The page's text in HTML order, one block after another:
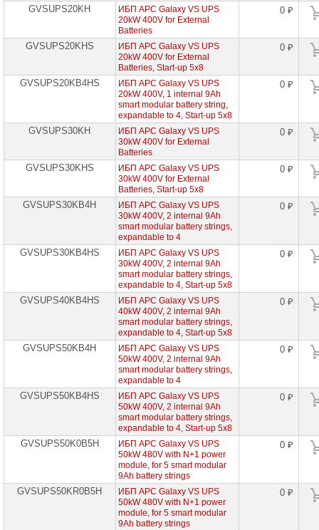
СХД
хранения
данных
компьютеров
питания
Systeme
Electric
ИБП
IPPON
Eaton
Power
Conversion)
Back-
UPS
Smart-
UPS
GVSUPS20KH
ИБП APC Galaxy VS UPS
20kW 400V for External
Batteries
0 ₽
GVSUPS20KHS
ИБП APC Galaxy VS UPS
20kW 400V for External
Batteries, Start-up 5x8
0 ₽
GVSUPS20KB4HS
ИБП APC Galaxy VS UPS
20kW 400V, 1 internal 9Ah
smart modular battery string,
expandable to 4, Start-up 5x8
0 ₽
GVSUPS30KH
ИБП APC Galaxy VS UPS
30kW 400V for External
Batteries
0 ₽
GVSUPS30KHS
ИБП APC Galaxy VS UPS
30kW 400V for External
Batteries, Start-up 5x8
0 ₽
GVSUPS30KB4H
ИБП APC Galaxy VS UPS
30kW 400V, 2 internal 9Ah
smart modular battery strings,
expandable to 4
0 ₽
GVSUPS30KB4HS
ИБП APC Galaxy VS UPS
30kW 400V, 2 internal 9Ah
smart modular battery strings,
expandable to 4, Start-up 5x8
0 ₽
GVSUPS40KB4HS
ИБП APC Galaxy VS UPS
40kW 400V, 2 internal 9Ah
smart modular battery strings,
expandable to 4, Start-up 5x8
0 ₽
GVSUPS50KB4H
ИБП APC Galaxy VS UPS
50kW 400V, 2 internal 9Ah
smart modular battery strings,
expandable to 4
0 ₽
GVSUPS50KB4HS
ИБП APC Galaxy VS UPS
50kW 400V, 2 internal 9Ah
smart modular battery strings,
expandable to 4, Start-up 5x8
0 ₽
GVSUPS50K0B5H
ИБП APC Galaxy VS UPS
50kW 480V with N+1 power
module, for 5 smart modular
9Ah battery strings
0 ₽
GVSUPS50KR0B5H
ИБП APC Galaxy VS UPS
50kW 480V with N+1 power
module, for 5 smart modular
9Ah battery strings
0 ₽